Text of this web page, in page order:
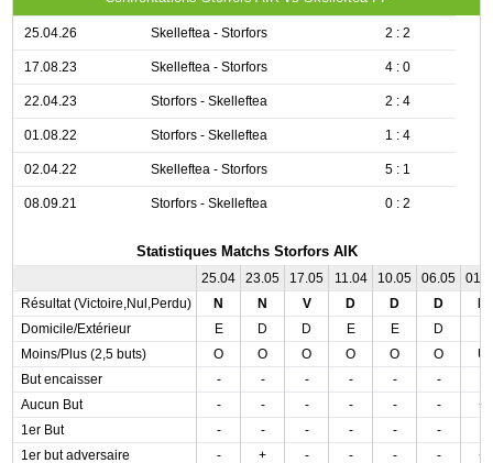
25.04.26 Skelleftea - Storfors 2 : 2
17.08.23 Skelleftea - Storfors 4 : 0
22.04.23 Storfors - Skelleftea 2 : 4
01.08.22 Storfors - Skelleftea 1 : 4
02.04.22 Skelleftea - Storfors 5 : 1
08.09.21 Storfors - Skelleftea 0 : 2
Statistiques Matchs Storfors AIK
25.04 23.05 17.05 11.04 10.05 06.05
Résultat (Victoire,Nul,Perdu)
N N V D D D
Domicile/Extérieur
E D D E E D
Moins/Plus (2,5 buts)
O O O O O O
U
But encaisser
- - - - - -
Aucun But
- - - - - -
+
1er But
- - - - - -
1er but adversaire
- + - - - - +